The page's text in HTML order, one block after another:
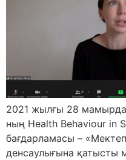
2021 жылғы 28
ның Health Behaviour in
бағдарламасы –
денсаулығына қатысты